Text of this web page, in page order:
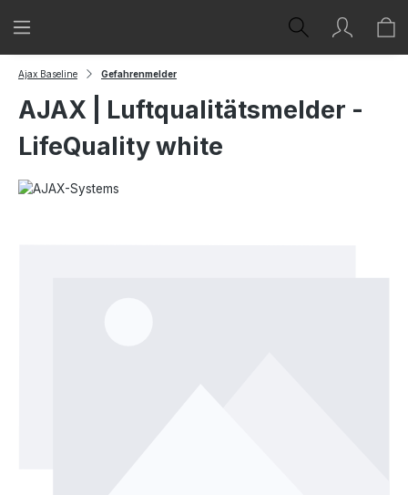
Zum Hauptinhalt springen
Ajax Baseline Gefahrenmelder
AJAX | Luftqualitätsmelder -
LifeQuality white